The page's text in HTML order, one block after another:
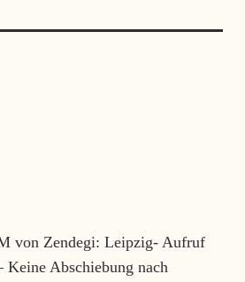
von Zendegi: Leipzig- Aufruf
Keine Abschiebung nach